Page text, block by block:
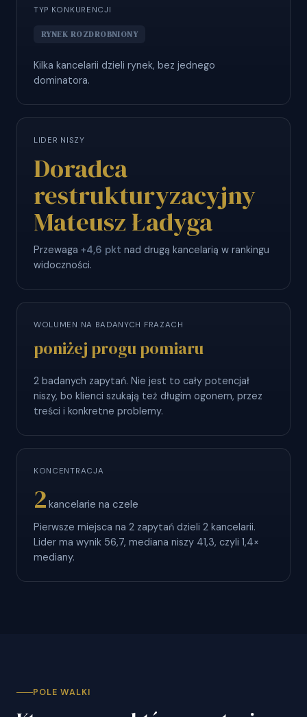
TYP KONKURENCJI
RYNEK ROZDROBNIONY
Kilka kancelarii dzieli rynek, bez jednego
dominatora.
LIDER NISZY
Doradca
restrukturyzacyjny
Mateusz Ładyga
Przewaga +4,6 pkt nad drugą kancelarią w rankingu
widoczności.
WOLUMEN NA BADANYCH FRAZACH
poniżej progu pomiaru
2 badanych zapytań. Nie jest to cały potencjał
niszy, bo klienci szukają też długim ogonem, przez
treści i konkretne problemy.
KONCENTRACJA
2 kancelarie na czele
Pierwsze miejsca na 2 zapytań dzieli 2 kancelarii.
Lider ma wynik 56,7, mediana niszy 41,3, czyli 1,4×
mediany.
POLE WALKI